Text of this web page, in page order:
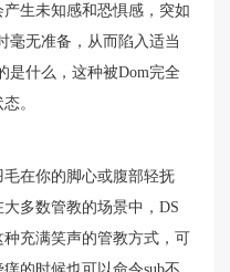
生未知感和恐惧感，突如
毫无准备，从而陷入适当
是什么，这种被Dom完全
。
在你的脚心或腹部轻抚
多数管教的场景中，DS
充满笑声的管教方式，可